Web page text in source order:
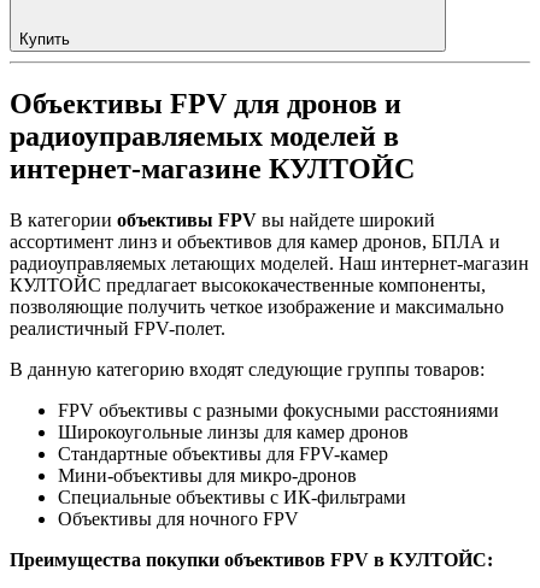
Купить
Объективы FPV для дронов и
радиоуправляемых моделей в
интернет-магазине КУЛТОЙС
В категории объективы FPV вы найдете широкий
ассортимент линз и объективов для камер дронов, БПЛА и
радиоуправляемых летающих моделей. Наш интернет-магазин
КУЛТОЙС предлагает высококачественные компоненты,
позволяющие получить четкое изображение и максимально
реалистичный FPV-полет.
В данную категорию входят следующие группы товаров:
FPV объективы с разными фокусными расстояниями
Широкоугольные линзы для камер дронов
Стандартные объективы для FPV-камер
Мини-объективы для микро-дронов
Специальные объективы с ИК-фильтрами
Объективы для ночного FPV
Преимущества покупки объективов FPV в КУЛТОЙС: